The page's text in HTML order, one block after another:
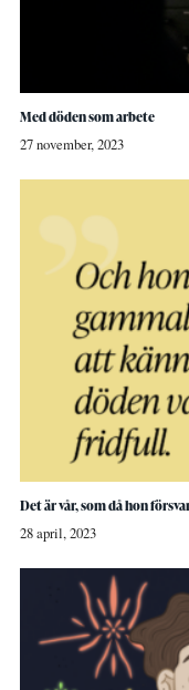
Med döden som arbete
27 november, 2023
Det är vår, som då hon
28 april, 2023